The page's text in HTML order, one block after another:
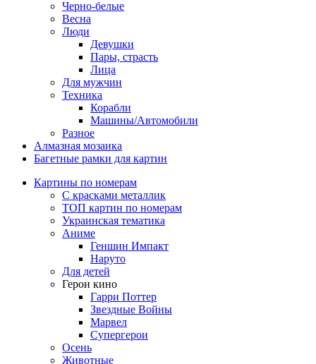
Черно-белые
Весна
Люди
Девушки
Пары, страсть
Лица
Для мужчин
Техника
Корабли
Машины/Автомобили
Разное
Алмазная мозаика
Багетные рамки для картин
Картины по номерам
С красками металлик
ТОП картин по номерам
Украинская тематика
Аниме
Геншин Импакт
Наруто
Для детей
Герои кино
Гарри Поттер
Звездные Войны
Марвел
Супергерои
Осень
Животные